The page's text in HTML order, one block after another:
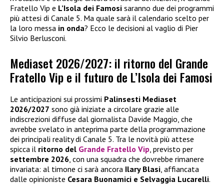
Fratello Vip e L’Isola dei Famosi saranno due dei programmi
più attesi di Canale 5. Ma quale sarà il calendario scelto per
la loro messa in onda? Ecco le decisioni al vaglio di Pier
Silvio Berlusconi.
Mediaset 2026/2027: il ritorno del Grande
Fratello Vip e il futuro de L’Isola dei Famosi
Le anticipazioni sui prossimi Palinsesti Mediaset
2026/2027 sono già iniziate a circolare grazie alle
indiscrezioni diffuse dal giornalista Davide Maggio, che
avrebbe svelato in anteprima parte della programmazione
dei principali reality di Canale 5. Tra le novità più attese
spicca il ritorno del Grande Fratello Vip, previsto per
settembre 2026, con una squadra che dovrebbe rimanere
invariata: al timone ci sarà ancora Ilary Blasi, affiancata
dalle opinioniste Cesara Buonamici e Selvaggia Lucarelli.